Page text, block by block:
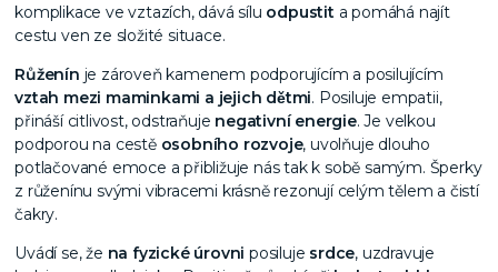
komplikace ve vztazích, dává sílu odpustita pomáhá najít
cestu ven ze složité situace.
Růženín je zároveň kamenem podporujícím a posilujícím
vztah mezi maminkami a jejich dětmi. Posiluje empatii,
přináší citlivost, odstraňuje negativní energie. Je velkou
podporou na cestě osobního rozvoje, uvolňuje dlouho
potlačované emoce a přibližuje nás tak k sobě samým. Šperky
z růženínu svými vibracemi krásně rezonují celým tělem a čistí
čakry.
Uvádí se, že na fyzické úrovni posiluje srdce, uzdravuje